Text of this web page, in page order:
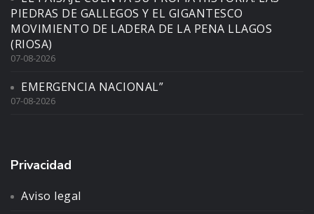
PIEDRAS DE GALLEGOS Y EL GIGANTESCO
MOVIMIENTO DE LADERA DE LA PENA LLAGOS
(RIOSA)
07-08-2026
EMERGENCIA NACIONAL”
07-08-2026
Privacidad
Aviso legal